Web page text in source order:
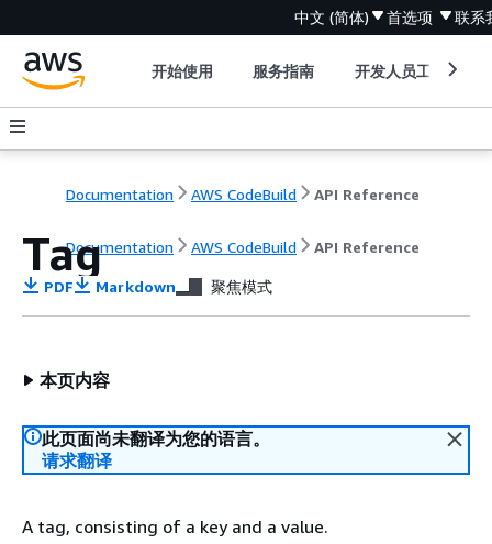
中文 (简体) 首选项 联系
开始使用 服务指南 开发人员工具
Documentation AWS CodeBuild API Reference
Documentation AWS CodeBuild API Reference
Tag
PDF Markdown 聚焦模式
本页内容
此页面尚未翻译为您的语言。
请求翻译
A tag, consisting of a key and a value.